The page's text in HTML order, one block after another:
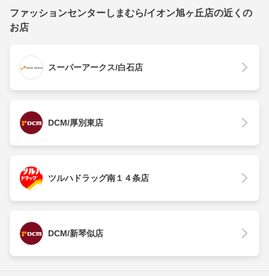
ファッションセンターしまむら/イオン旭ヶ丘店の近くの
お店
スーパーアークス/白石店
DCM/厚別東店
ツルハドラッグ南１４条店
DCM/新琴似店